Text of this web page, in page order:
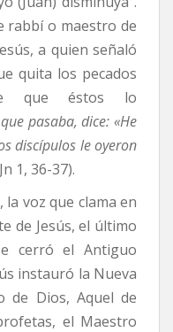
rabbí o maestro de
a quien señaló
quita los pecados
que éstos lo
pasaba, dice: «He
discípulos le oyeron
1, 36-37).
la voz que clama en
de Jesús, el último
cerró el Antiguo
instauró la Nueva
de Dios, Aquel de
el Maestro